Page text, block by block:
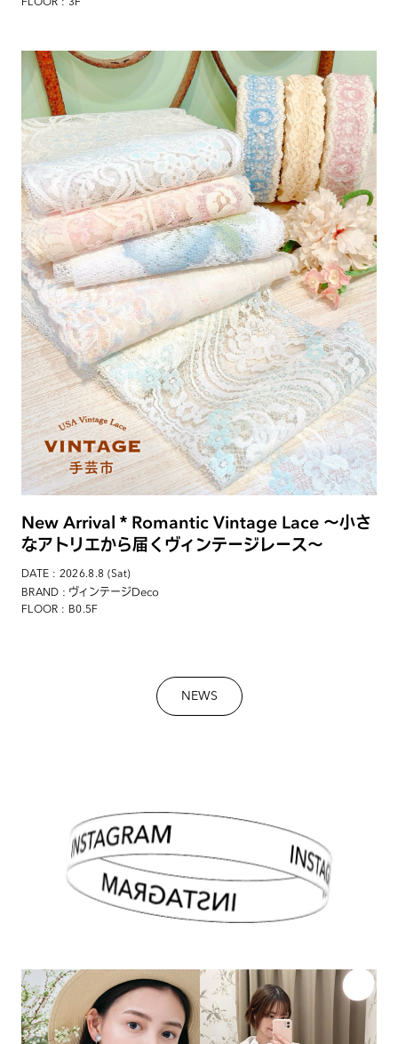
FLOOR : 3F
New Arrival＊Romantic Vintage Lace 〜小さ
なアトリエから届くヴィンテージレース〜
DATE : 2026.8.8 (Sat)
BRAND : ヴィンテージDeco
FLOOR : B0.5F
NEWS
INSTAGRAM